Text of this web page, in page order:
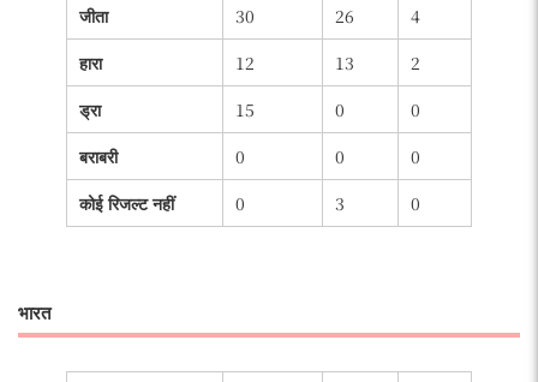
जीता
30 26
4
हारा
12 13
2
ड्रा
15 0
0
बराबरी
0 0
0
कोई रिजल्ट नहीं
0 3 0
भारत